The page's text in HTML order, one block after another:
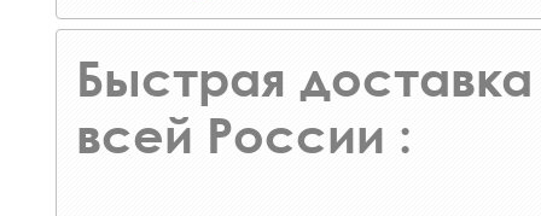
Быстрая доставка
всей России :